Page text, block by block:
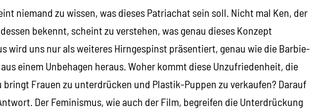
niemand zu wissen, was dieses Patriachat sein soll. Nicht mal Ken, der
bekennt, scheint zu verstehen, was genau dieses Konzept
wird uns nur als weiteres Hirngespinst präsentiert, genau wie die Barbie-
einem Unbehagen heraus. Woher kommt diese Unzufriedenheit, die
bringt Frauen zu unterdrücken und Plastik-Puppen zu verkaufen? Darauf
Der Feminismus, wie auch der Film, begreifen die Unterdrückung